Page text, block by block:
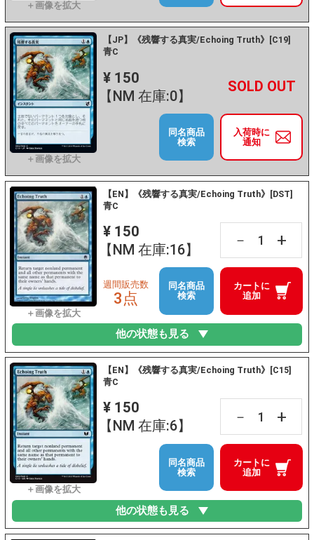
【JP】《残響する真実/Echoing Truth》[C19]
青C
¥ 150
【NM 在庫:0】
－ +
入荷時に
通知
同名商品
検索
【EN】《残響する真実/Echoing Truth》[DST]
青C
¥ 150
【NM 在庫:16】
－ +
カートに
追加
週間販売数
3点
同名商品
検索
他の状態も見る
【EN】《残響する真実/Echoing Truth》[C15]
青C
¥ 150
【NM 在庫:6】
－ +
カートに
追加
同名商品
検索
他の状態も見る